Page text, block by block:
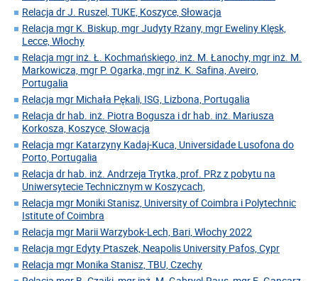
Relacja dr J. Ruszel, TUKE, Koszyce, Słowacja
Relacja mgr K. Biskup, mgr Judyty Rżany, mgr Eweliny Klęsk,
Lecce, Włochy
Relacja mgr inż. Ł. Kochmańskiego, inż. M. Łanochy, mgr inż. M.
Markowicza, mgr P. Ogarka, mgr inż. K. Safina, Aveiro,
Portugalia
Relacja mgr Michała Pękali, ISG, Lizbona, Portugalia
Relacja dr hab. inż. Piotra Bogusza i dr hab. inż. Mariusza
Korkosza, Koszyce, Słowacja
Relacja mgr Katarzyny Kadaj-Kuca, Universidade Lusofona do
Porto, Portugalia
Relacja dr hab. inż. Andrzeja Trytka, prof. PRz z pobytu na
Uniwersytecie Technicznym w Koszycach,
Relacja mgr Moniki Stanisz, University of Coimbra i Polytechnic
Istitute of Coimbra
Relacja mgr Marii Warzybok-Lech, Bari, Włochy 2022
Relacja mgr Edyty Ptaszek, Neapolis University Pafos, Cypr
Relacja mgr Monika Stanisz, TBU, Czechy